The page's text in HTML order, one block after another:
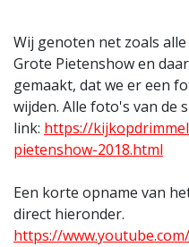
Wij genoten net zoals
Grote Pietenshow en
gemaakt, dat we er een
wijden. Alle foto's van de
link: https://
pietenshow-2018.html
Een korte opname van
direct hieronder.
https://www.youtube.com/